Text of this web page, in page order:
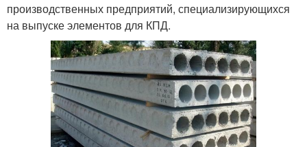
производственных предприятий, специализирующихся
на выпуске элементов для КПД.